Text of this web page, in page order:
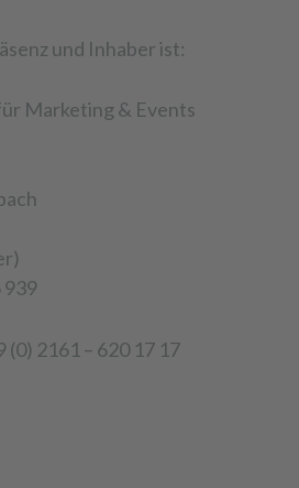
und Inhaber ist:
Marketing & Events
2161 – 620 17 17